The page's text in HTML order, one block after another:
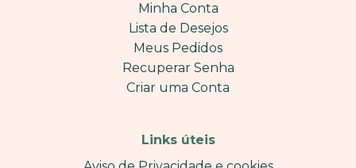
Minha Conta
Lista de Desejos
Meus Pedidos
Recuperar Senha
Criar uma Conta
Links úteis